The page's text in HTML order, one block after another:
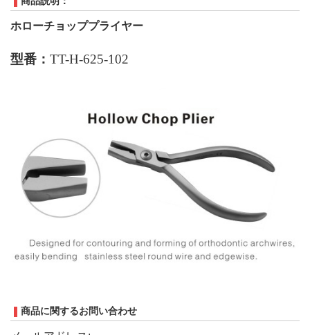
ホローチョッププライヤー
型番： TT-H-625-102
商品に関するお問い合わせ